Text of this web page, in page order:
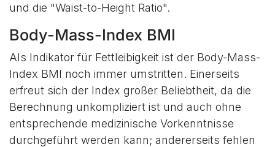
und die "Waist-to-Height Ratio".
Body-Mass-Index BMI
Als Indikator für Fettleibigkeit ist der Body-Mass-
Index BMI noch immer umstritten. Einerseits
erfreut sich der Index großer Beliebtheit, da die
Berechnung unkompliziert ist und auch ohne
entsprechende medizinische Vorkenntnisse
durchgeführt werden kann; andererseits fehlen